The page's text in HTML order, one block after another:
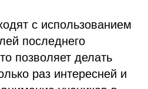
с использованием
последнего
позволяет делать
раз интересней и